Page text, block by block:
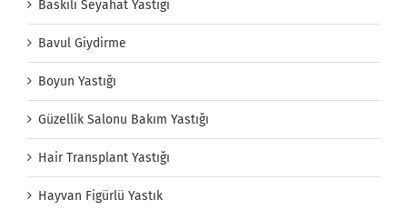
Baskılı Seyahat Yastığı
Bavul Giydirme
Boyun Yastığı
Güzellik Salonu Bakım Yastığı
Hair Transplant Yastığı
Hayvan Figürlü Yastık